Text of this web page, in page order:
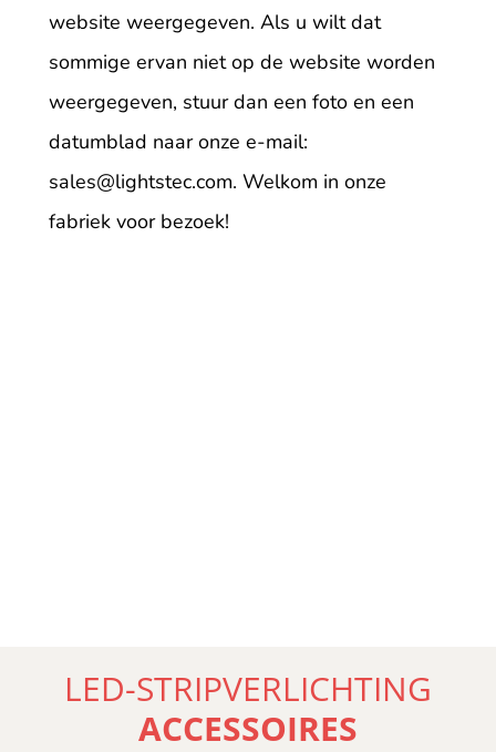
website weergegeven. Als u wilt dat
sommige ervan niet op de website worden
weergegeven, stuur dan een foto en een
datumblad naar onze e-mail:
sales@lightstec.com. Welkom in onze
fabriek voor bezoek!
LED-STRIPVERLICHTING
ACCESSOIRES